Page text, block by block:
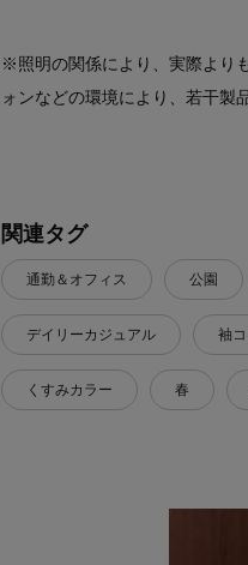
※照明の関係により、実際より
ォンなどの環境により、若干製
関連タグ
通勤＆オフィス 公園
デイリーカジュアル 袖
くすみカラー 春